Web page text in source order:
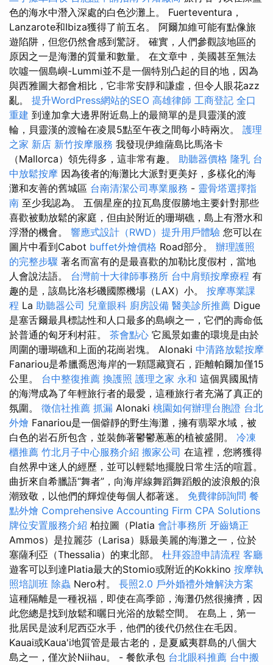
色的海水中潛入深處的白色沙灘上。 Fuerteventura，
Lanzarote和Ibiza獲得了前五名。 阿爾加維可能有點像旅
遊陷阱，但您仍然會感到驚訝。 確實，人們參觀該地區的
原因之一是海灘的質量和數量。 在文章中，美國甚至無法
吹噓一個島嶼-Lummi並不是一個特別凸起的目的地，因為
與西雅圖大都會相比，它非常安靜和謙虛，但令人眼花azz
亂。 提升WordPress網站的SEO 高雄律師 工商登記 全口
重建 到達加拿大邊界附近島上的最簡單的是貝靈漢的渡
輪，貝靈漢的渡輪在凌晨5點至午夜之間每小時兩次。 護理
之家 新店 新竹按摩服務 我發現伊維薩島比馬洛卡
（Mallorca）領先得多，這非常有趣。 助聽器價格 隆乳 台
中放鬆按摩 因為後者的海灘比大派對更美好，多樣化的海
灘和友善的舊城區 台南清潔公司專業服務 - 靈骨塔選擇指
南 至少我認為。 五個星座的拉瓦島度假勝地主要針對那些
喜歡被動放鬆的家庭，但由於附近的珊瑚礁，島上有潛水和
浮潛的機會。 響應式設計（RWD）提升用戶體驗 您可以在
圖片中看到Cabot buffet外燴價格 Road部分。 辦理護照
的完整步驟 著名而富有的是最喜歡的加勒比度假村，當地
人會說法語。 台灣前十大律師事務所 台中肩頸按摩療程 有
趣的是，該島比洛杉磯國際機場（LAX）小。 按摩專業課
程 La 助聽器公司 兒童眼科 廚房設備 醫美診所推薦 Digue
是塞舌爾最具標誌性和人口最多的島嶼之一，它們的壽命低
於普通的匈牙利村莊。 茶會點心 它風景如畫的環境是由於
周圍的珊瑚礁和上面的花崗岩塊。 Alonaki 中清路放鬆按摩
Fanariou是希臘喬恩海岸的一顆隱藏寶石，距離帕爾加僅15
公里。 台中整復推薦 換護照 護理之家 永和 這個異國風情
的海灣成為了年輕旅行者的最愛，這種旅行者充滿了真正的
氛圍。 徵信社推薦 抓漏 Alonaki 桃園如何辦理台胞證 台北
外燴 Fanariou是一個僻靜的野生海灘，擁有翡翠水域，被
白色的岩石所包含，並裝飾著鬱鬱蔥蔥的植被盛開。 冷凍
櫃推薦 竹北月子中心服務介紹 搬家公司 在這裡，您將獲得
自然界中迷人的經歷，並可以輕鬆地擺脫日常生活的喧囂。
曲折來自希臘語“舞者”，向海岸線舞蹈舞蹈般的波浪般的浪
潮致敬，以他們的輝煌使每個人都著迷。 免費律師詢問 餐
點外燴 Comprehensive Accounting Firm CPA Solutions
牌位安置服務介紹 柏拉圖（Platia 會計事務所 牙齒矯正
Ammos）是拉麗莎（Larisa）縣最美麗的海灘之一，位於
塞薩利亞（Thessalia）的東北部。 杜拜簽證申請流程 客廳
遊客可以到達Platia最大的Stomio或附近的Kokkino 按摩執
照培訓班 除蟲 Nero村。 長照2.0 戶外婚禮外燴解決方案
這種隔離是一種祝福，即使在高季節，海灘仍然很擁擠，因
此您總是找到放鬆和曬日光浴的放鬆空間。 在島上，第一
批居民是波利尼西亞水手，他們的後代仍然住在毛因。
Kauai或Kaua'i地質管是最古老的，是夏威夷群島的八個大
島之一，僅次於Niihau。 - 餐飲承包 台北眼科推薦 台中搬